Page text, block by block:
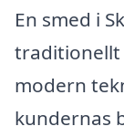
En smed i
traditionellt
modern
kundernas